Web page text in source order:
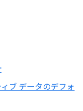
ブ データのデフォ